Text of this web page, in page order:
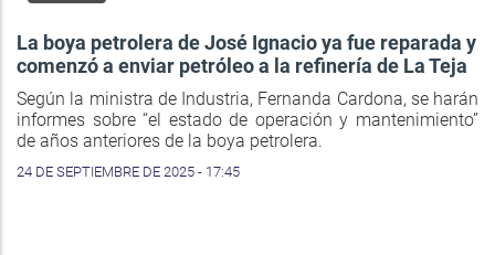
La boya petrolera de José Ignacio ya fue reparada y
comenzó a enviar petróleo a la refinería de La Teja
Según la ministra de Industria, Fernanda Cardona, se harán
informes sobre “el estado de operación y mantenimiento”
de años anteriores de la boya petrolera.
24 DE SEPTIEMBRE DE 2025 - 17:45